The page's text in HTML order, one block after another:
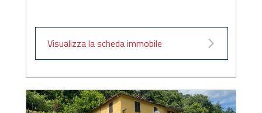
Visualizza la scheda immobile